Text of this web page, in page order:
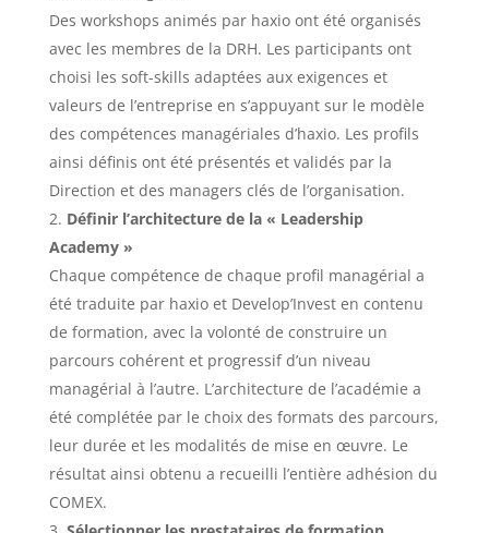
Des workshops animés par haxio ont été organisés
avec les membres de la DRH. Les participants ont
choisi les soft-skills adaptées aux exigences et
valeurs de l’entreprise en s’appuyant sur le modèle
des compétences managériales d’haxio. Les profils
ainsi définis ont été présentés et validés par la
Direction et des managers clés de l’organisation.
Définir l’architecture de la « Leadership
Academy »
Chaque compétence de chaque profil managérial a
été traduite par haxio et Develop’Invest en contenu
de formation, avec la volonté de construire un
parcours cohérent et progressif d’un niveau
managérial à l’autre. L’architecture de l’académie a
été complétée par le choix des formats des parcours,
leur durée et les modalités de mise en œuvre. Le
résultat ainsi obtenu a recueilli l’entière adhésion du
COMEX.